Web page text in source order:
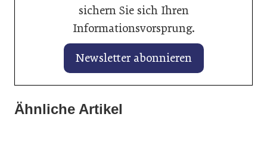
sichern Sie sich Ihren
Informationsvorsprung.
Newsletter abonnieren
Ähnliche Artikel
28. Januar 2026
Volkswagen, SEAT und CUPRA starten mit Rückenwind